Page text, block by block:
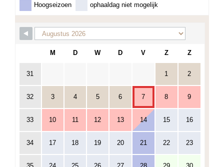
Hoogseizoen ophaaldag niet mogelijk
M D W D V Z Z
31 1 2
32 3 4 5 6 7 8 9
33 10 11 12 13 14 15 16
34 17 18 19 20 21 22 23